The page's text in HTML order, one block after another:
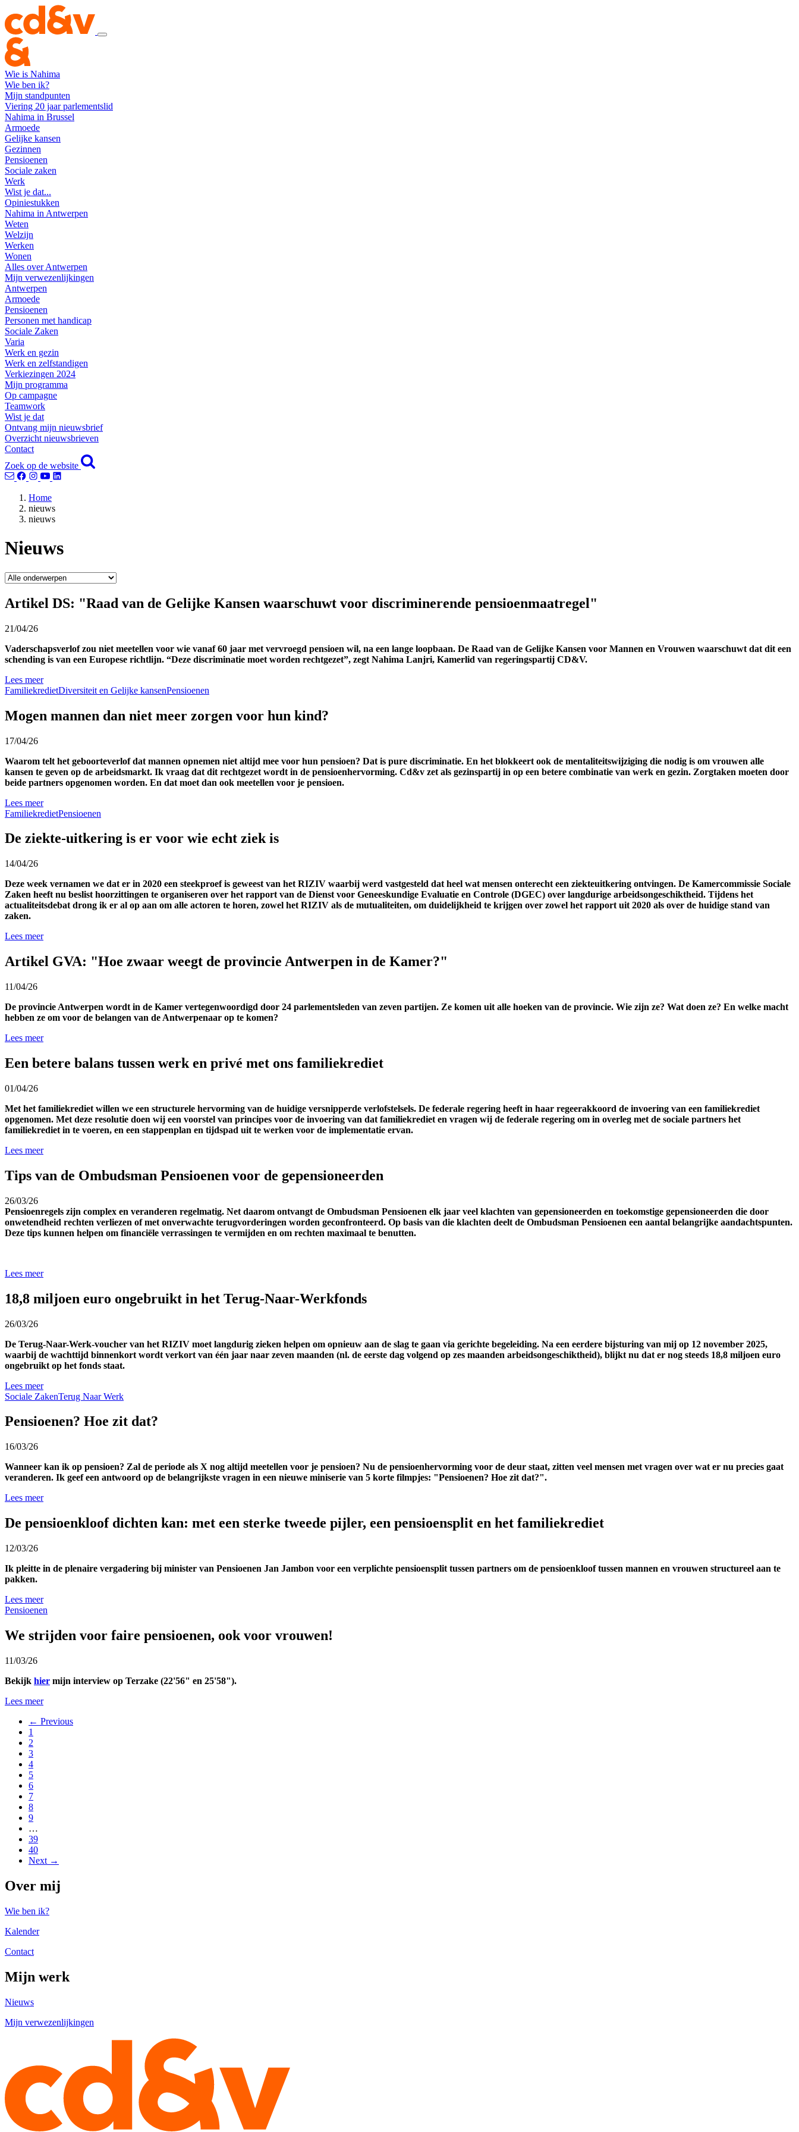
Wie is Nahima
Wie ben ik?
Mijn standpunten
Viering 20 jaar parlementslid
Nahima in Brussel
Armoede
Gelijke kansen
Gezinnen
Pensioenen
Sociale zaken
Werk
Wist je dat...
Opiniestukken
Nahima in Antwerpen
Weten
Welzijn
Werken
Wonen
Alles over Antwerpen
Mijn verwezenlijkingen
Antwerpen
Armoede
Pensioenen
Personen met handicap
Sociale Zaken
Varia
Werk en gezin
Werk en zelfstandigen
Verkiezingen 2024
Mijn programma
Op campagne
Teamwork
Wist je dat
Ontvang mijn nieuwsbrief
Overzicht nieuwsbrieven
Contact
Zoek op de website
Home
nieuws
nieuws
Nieuws
Artikel DS: "Raad van de Gelijke Kansen waarschuwt voor discriminerende pensioenmaatregel"
21/04/26
Vaderschapsverlof zou niet meetellen voor wie vanaf 60 jaar met vervroegd pensioen wil, na een lange loopbaan. De Raad van de Gelijke Kansen voor Mannen en Vrouwen waarschuwt dat dit een
schending is van een Europese richtlijn. “Deze discriminatie moet worden rechtgezet”, zegt Nahima Lanjri, Kamerlid van regeringspartij CD&V.
Lees meer
FamiliekredietDiversiteit en Gelijke kansenPensioenen
Mogen mannen dan niet meer zorgen voor hun kind?
17/04/26
Waarom telt het geboorteverlof dat mannen opnemen niet altijd mee voor hun pensioen? Dat is pure discriminatie. En het blokkeert ook de mentaliteitswijziging die nodig is om vrouwen alle
kansen te geven op de arbeidsmarkt. Ik vraag dat dit rechtgezet wordt in de pensioenhervorming. Cd&v zet als gezinspartij in op een betere combinatie van werk en gezin. Zorgtaken moeten door
beide partners opgenomen worden. En dat moet dan ook meetellen voor je pensioen.
Lees meer
FamiliekredietPensioenen
De ziekte-uitkering is er voor wie echt ziek is
14/04/26
Deze week vernamen we dat er in 2020 een steekproef is geweest van het RIZIV waarbij werd vastgesteld dat heel wat mensen onterecht een ziekteuitkering ontvingen. De Kamercommissie Sociale
Zaken heeft nu beslist hoorzittingen te organiseren over het rapport van de Dienst voor Geneeskundige Evaluatie en Controle (DGEC) over langdurige arbeidsongeschiktheid. Tijdens het
actualiteitsdebat drong ik er al op aan om alle actoren te horen, zowel het RIZIV als de mutualiteiten, om duidelijkheid te krijgen over zowel het rapport uit 2020 als over de huidige stand van
zaken.
Lees meer
Artikel GVA: "Hoe zwaar weegt de provincie Antwerpen in de Kamer?"
11/04/26
De provincie Antwerpen wordt in de Kamer vertegenwoordigd door 24 parlementsleden van zeven partijen. Ze komen uit alle hoeken van de provincie. Wie zijn ze? Wat doen ze? En welke macht
hebben ze om voor de belangen van de Antwerpenaar op te komen?
Lees meer
Een betere balans tussen werk en privé met ons familiekrediet
01/04/26
Met het familiekrediet willen we een structurele hervorming van de huidige versnipperde verlofstelsels. De federale regering heeft in haar regeerakkoord de invoering van een familiekrediet
opgenomen. Met deze resolutie doen wij een voorstel van principes voor de invoering van dat familiekrediet en vragen wij de federale regering om in overleg met de sociale partners het
familiekrediet in te voeren, en een stappenplan en tijdspad uit te werken voor de implementatie ervan.
Lees meer
Tips van de Ombudsman Pensioenen voor de gepensioneerden
26/03/26
Pensioenregels zijn complex en veranderen regelmatig. Net daarom ontvangt de Ombudsman Pensioenen elk jaar veel klachten van gepensioneerden en toekomstige gepensioneerden die door
onwetendheid rechten verliezen of met onverwachte terugvorderingen worden geconfronteerd. Op basis van die klachten deelt de Ombudsman Pensioenen een aantal belangrijke aandachtspunten.
Deze tips kunnen helpen om financiële verrassingen te vermijden en om rechten maximaal te benutten.
Lees meer
18,8 miljoen euro ongebruikt in het Terug-Naar-Werkfonds
26/03/26
De Terug-Naar-Werk-voucher van het RIZIV moet langdurig zieken helpen om opnieuw aan de slag te gaan via gerichte begeleiding. Na een eerdere bijsturing van mij op 12 november 2025,
waarbij de wachttijd binnenkort wordt verkort van één jaar naar zeven maanden (nl. de eerste dag volgend op zes maanden arbeidsongeschiktheid), blijkt nu dat er nog steeds 18,8 miljoen euro
ongebruikt op het fonds staat.
Lees meer
Sociale ZakenTerug Naar Werk
Pensioenen? Hoe zit dat?
16/03/26
Wanneer kan ik op pensioen? Zal de periode als X nog altijd meetellen voor je pensioen? Nu de pensioenhervorming voor de deur staat, zitten veel mensen met vragen over wat er nu precies gaat
veranderen. Ik geef een antwoord op de belangrijkste vragen in een nieuwe miniserie van 5 korte filmpjes: "Pensioenen? Hoe zit dat?".
Lees meer
De pensioenkloof dichten kan: met een sterke tweede pijler, een pensioensplit en het familiekrediet
12/03/26
Ik pleitte in de plenaire vergadering bij minister van Pensioenen Jan Jambon voor een verplichte pensioensplit tussen partners om de pensioenkloof tussen mannen en vrouwen structureel aan te
pakken.
Lees meer
Pensioenen
We strijden voor faire pensioenen, ook voor vrouwen!
11/03/26
Bekijk hier mijn interview op Terzake (22'56" en 25'58").
Lees meer
← Previous
1
2
3
4
5
6
7
8
9
…
39
40
Next →
Over mij
Wie ben ik?
Kalender
Contact
Mijn werk
Nieuws
Mijn verwezenlijkingen